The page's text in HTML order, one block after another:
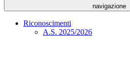
navigazione
Riconoscimenti
A.S. 2025/2026